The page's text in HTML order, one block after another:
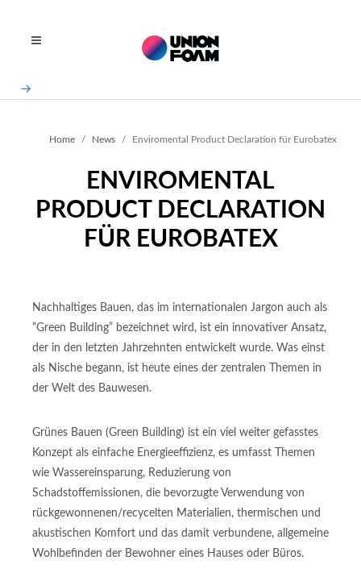
Home News Enviromental Product Declaration für Eurobatex
ENVIROMENTAL
PRODUCT DECLARATION
FÜR EUROBATEX
Nachhaltiges Bauen, das im internationalen Jargon auch als
“Green Building” bezeichnet wird, ist ein innovativer Ansatz,
der in den letzten Jahrzehnten entwickelt wurde. Was einst
als Nische begann, ist heute eines der zentralen Themen in
der Welt des Bauwesen.
Grünes Bauen (Green Building) ist ein viel weiter gefasstes
Konzept als einfache Energieeffizienz, es umfasst Themen
wie Wassereinsparung, Reduzierung von
Schadstoffemissionen, die bevorzugte Verwendung von
rückgewonnenen/recycelten Materialien, thermischen und
akustischen Komfort und das damit verbundene, allgemeine
Wohlbefinden der Bewohner eines Hauses oder Büros.